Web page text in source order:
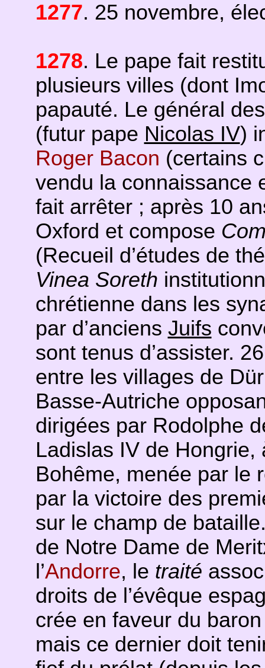
1277. 25 novembre,
1278. Le pape fait
plusieurs villes (dont
papauté. Le général
(futur pape Nicolas IV)
Roger Bacon (certains
vendu la connaissance
fait arrêter ; après 10
Oxford et compose
(Recueil d’études de
Vinea Soreth
chrétienne dans les
par d’anciens Juifs
sont tenus d’assister.
entre les villages de
Basse-Autriche
dirigées par Rodolphe
Ladislas IV de
Bohême, menée par le
par la victoire des
sur le champ de
de Notre Dame de
l’Andorre, le traité
droits de l’évêque
crée en faveur du
mais ce dernier doit